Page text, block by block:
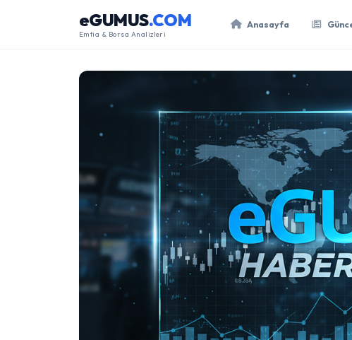
eGUMUS.COM
Emtia & Borsa Analizleri
Anasayfa